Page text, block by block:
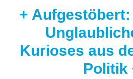
+
Kurioses aus
Politik